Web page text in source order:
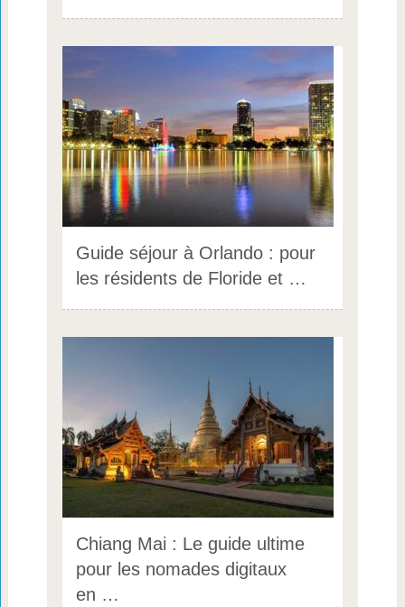
Guide séjour à Orlando : pour
les résidents de Floride et …
Chiang Mai : Le guide ultime
pour les nomades digitaux
en …